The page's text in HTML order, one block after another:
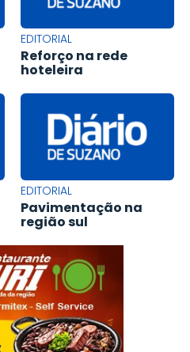
EDITORIAL
Reforço na rede
hoteleira
EDITORIAL
Pavimentação na
região sul